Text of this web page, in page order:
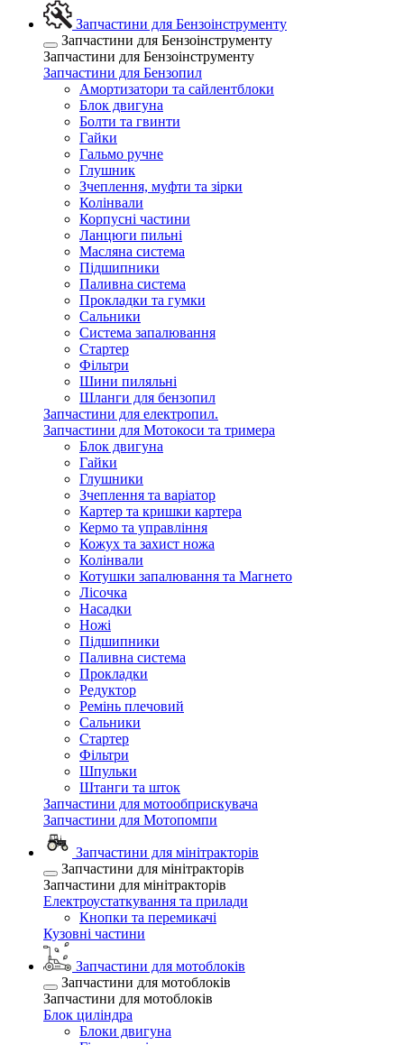
Запчастини для Бензоінструменту
Запчастини для Бензоінструменту
Запчастини для Бензоінструменту
Запчастини для Бензопил
Амортизатори та сайлентблоки
Блок двигуна
Болти та гвинти
Гайки
Гальмо ручне
Глушник
Зчеплення, муфти та зірки
Колінвали
Корпусні частини
Ланцюги пильні
Масляна система
Підшипники
Паливна система
Прокладки та гумки
Сальники
Система запалювання
Стартер
Фільтри
Шини пиляльні
Шланги для бензопил
Запчастини для електропил.
Запчастини для Мотокоси та тримера
Блок двигуна
Гайки
Глушники
Зчеплення та варіатор
Картер та кришки картера
Кермо та управління
Кожух та захист ножа
Колінвали
Котушки запалювання та Магнето
Лісочка
Насадки
Ножі
Підшипники
Паливна система
Прокладки
Редуктор
Ремінь плечовий
Сальники
Стартер
Фільтри
Шпульки
Штанги та шток
Запчастини для мотообприскувача
Запчастини для Мотопомпи
Запчастини для мінітракторів
Запчастини для мінітракторів
Запчастини для мінітракторів
Електроустаткування та прилади
Кнопки та перемикачі
Кузовні частини
Запчастини для мотоблоків
Запчастини для мотоблоків
Запчастини для мотоблоків
Блок циліндра
Блоки двигуна